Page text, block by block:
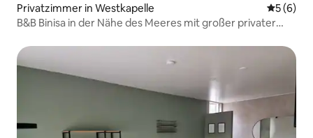
Privatzimmer in Westkapelle
5 (6)
B&B Binisa in der Nähe des Meeres mit großer privater